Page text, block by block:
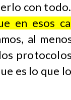
con
en esos
al
es lo que